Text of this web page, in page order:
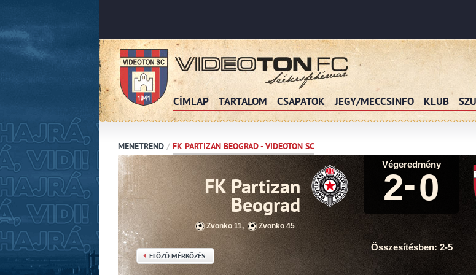
CÍMLAP TARTALOM CSAPATOK JEGY/MECCSINFO KLUB
MENETREND / FK PARTIZAN BEOGRAD - VIDEOTON SC
FK Partizan
Beograd
Zvonko 11, Zvonko 45
Végeredmény
2-0
ELŐZŐ MÉRKŐZÉS
Összesítésben: 2-5